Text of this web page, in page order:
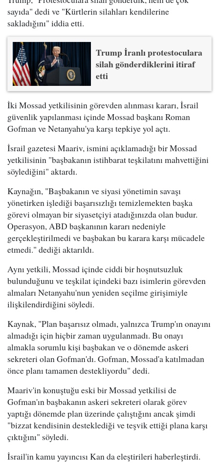
sayıda" dedi ve "Kürtlerin silahları kendilerine
sakladığını" iddia etti.
Trump İranlı protestoculara
silah gönderdiklerini itiraf
etti
İki Mossad yetkilisinin görevden alınması kararı, İsrail
güvenlik yapılanması içinde Mossad başkanı Roman
Gofman ve Netanyahu'ya karşı tepkiye yol açtı.
İsrail gazetesi Maariv, ismini açıklamadığı bir Mossad
yetkilisinin "başbakanın istihbarat teşkilatını mahvettiğini
söylediğini" aktardı.
Kaynağın, "Başbakanın ve siyasi yönetimin savaşı
yönetirken işlediği başarısızlığı temizlemekten başka
görevi olmayan bir siyasetçiyi atadığınızda olan budur.
Operasyon, ABD başkanının kararı nedeniyle
gerçekleştirilmedi ve başbakan bu karara karşı mücadele
etmedi." dediği aktarıldı.
Aynı yetkili, Mossad içinde ciddi bir hoşnutsuzluk
bulunduğunu ve teşkilat içindeki bazı isimlerin görevden
almaları Netanyahu'nun yeniden seçilme girişimiyle
ilişkilendirdiğini söyledi.
Kaynak, "Plan başarısız olmadı, yalnızca Trump'ın onayını
almadığı için hiçbir zaman uygulanmadı. Bu onayı
almakla sorumlu kişi başbakan ve o dönemde askeri
sekreteri olan Gofman'dı. Gofman, Mossad'a katılmadan
önce planı tamamen destekliyordu" dedi.
Maariv'in konuştuğu eski bir Mossad yetkilisi de
Gofman'ın başbakanın askeri sekreteri olarak görev
yaptığı dönemde plan üzerinde çalıştığını ancak şimdi
"bizzat kendisinin desteklediği ve teşvik ettiği plana karşı
çıktığını" söyledi.
İsrail'in kamu yayıncısı Kan da eleştirileri haberleştirdi.